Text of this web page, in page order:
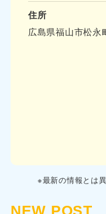
住所
広島県福山市松永
※最新の情報とは
NEW POST